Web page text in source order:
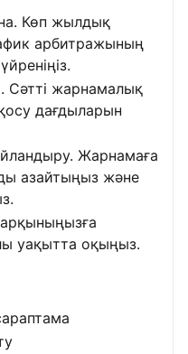
Көп жылдық
арбитражының
Сәтті жарнамалық
дағдыларын
Жарнамаға
азайтыңыз және
уақытта оқыңыз.